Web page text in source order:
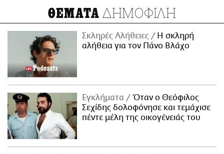
ΘΕΜΑΤΑ ΔΗΜΟΦΙΛΗ
Σκληρές Αλήθειες
H σκληρή
αλήθεια για τον Πάνο Βλάχο
Εγκλήματα
Όταν ο Θεόφιλος
Σεχίδης δολοφόνησε και τεμάχισε
πέντε μέλη της οικογένειάς του